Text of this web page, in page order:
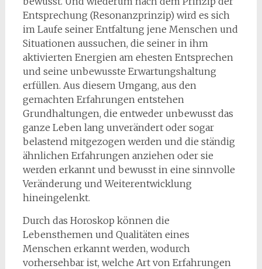
Entsprechung (Resonanzprinzip) wird es sich
im Laufe seiner Entfaltung jene Menschen und
Situationen aussuchen, die seiner in ihm
aktivierten Energien am ehesten Entsprechen
und seine unbewusste Erwartungshaltung
erfüllen. Aus diesem Umgang, aus den
gemachten Erfahrungen entstehen
Grundhaltungen, die entweder unbewusst das
ganze Leben lang unverändert oder sogar
belastend mitgezogen werden und die ständig
ähnlichen Erfahrungen anziehen oder sie
werden erkannt und bewusst in eine sinnvolle
Veränderung und Weiterentwicklung
hineingelenkt.
Durch das Horoskop können die
Lebensthemen und Qualitäten eines
Menschen erkannt werden, wodurch
vorhersehbar ist, welche Art von Erfahrungen